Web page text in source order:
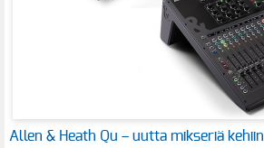
Allen & Heath Qu – uutta mikseriä kehiin